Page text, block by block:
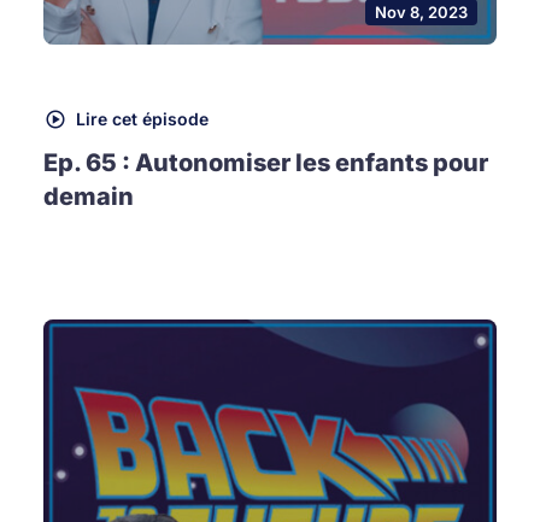
Nov 8, 2023
Lire cet épisode
Ep. 65 : Autonomiser les enfants pour
demain